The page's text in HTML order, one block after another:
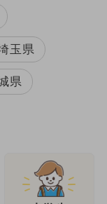
玉県
県